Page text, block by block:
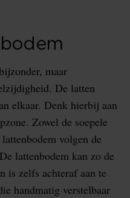
maar
De latten
elkaar. Denk hierbij aan
Zowel de soepele
volgen de
lattenbodem kan zo de
is zelfs achteraf aan te
handmatig verstelbaar